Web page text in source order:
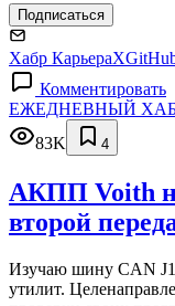
Подписаться
Хабр КарьераX
Комментировать
ЕЖЕДНЕВНЫЙ
83K
4
АКПП Voith
второй
Изучаю шину CAN
утилит.